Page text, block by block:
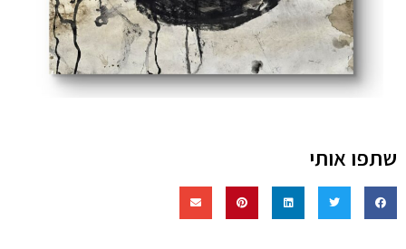
שתפו אותי